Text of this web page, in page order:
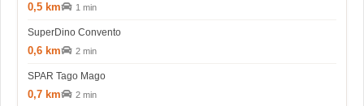
0,5 km 1 min
SuperDino Convento
0,6 km 2 min
SPAR Tago Mago
0,7 km 2 min